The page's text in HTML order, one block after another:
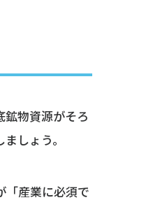
鉱物資源がそろ
しょう。
「産業に必須で